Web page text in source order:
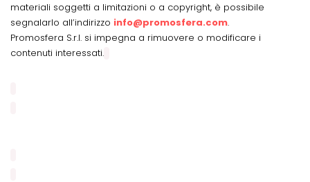
materiali soggetti a limitazioni o a copyright, è possibile
segnalarlo all’indirizzo info@promosfera.com.
Promosfera S.r.l. si impegna a rimuovere o modificare i
contenuti interessati.